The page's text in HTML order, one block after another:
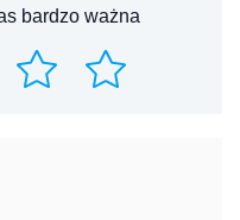
bardzo ważna